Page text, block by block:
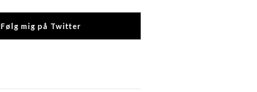
Følg mig på Twitter